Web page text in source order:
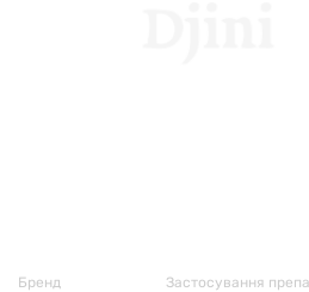
Бренд Застосування